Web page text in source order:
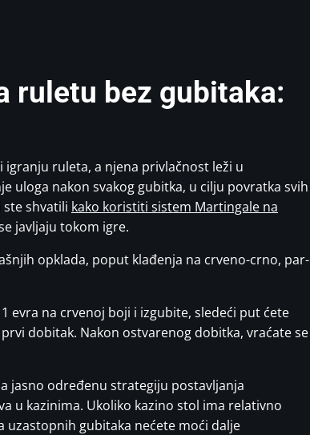
ruletu bez gubitaka:
ruleta, a njena privlačnost leži u
uloga nakon svakog gubitka, u cilju povratka svih
shvatili kako koristiti sistem Martingale na
javljaju tokom igre.
opklada, poput klađenja na crveno-crno, par-
evra na crvenoj boji i izgubite, sledeći put ćete
dobitak. Nakon ostvarenog dobitka, vraćate se
jasno određenu strategiju postavljanja
u kazinima. Ukoliko kazino stol ima relativno
gubitaka nećete moći dalje